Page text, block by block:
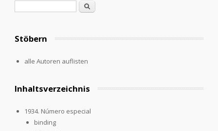
Search
Stöbern
alle Autoren auflisten
Inhaltsverzeichnis
1934. Número especial
binding